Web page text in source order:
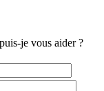
je vous aider ?